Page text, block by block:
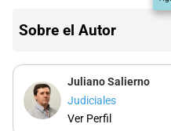
Sobre el Autor
Juliano Salierno
Judiciales
Ver Perfil